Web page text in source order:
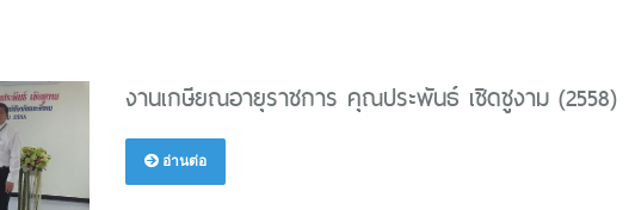
งานเกษียณอายุราชการ คุณประพันธ์ เชิดชูงาม (2558)
อ่านต่อ